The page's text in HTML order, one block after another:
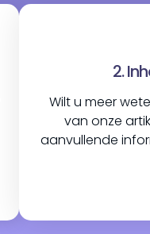
2.
Wilt u meer
van onze
aanvullende